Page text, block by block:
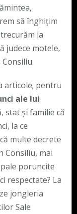
să înghițim
la
judece motele,
articole; pentru
ale lui
, stat și familie că
la ce
multe decrete
Consiliu, mai
poruncite
respectate? La
jongleria
Sale